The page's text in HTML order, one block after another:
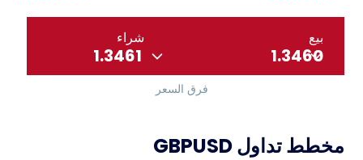
بيع
1.3460
شراء
1.3461
فرق السعر
مخطط تداول GBPUSD